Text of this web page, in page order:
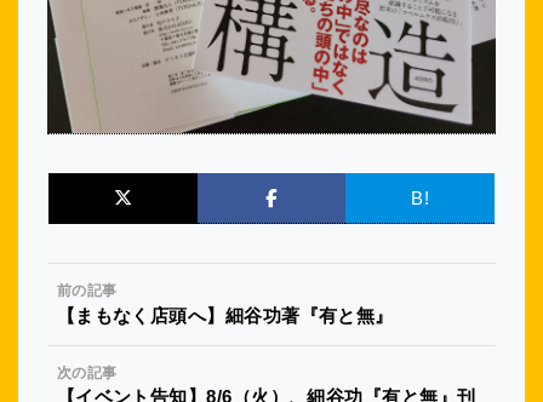
B!
前の記事
【まもなく店頭へ】細谷功著『有と無』
次の記事
【イベント告知】8/6（火）、細谷功『有と無』刊